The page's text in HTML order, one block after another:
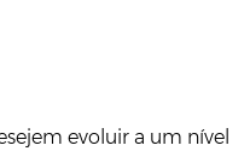
evoluir a um nível